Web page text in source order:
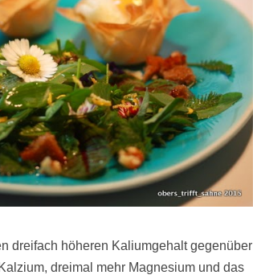
dreifach höheren Kaliumgehalt gegenüber
dreimal mehr Magnesium und das